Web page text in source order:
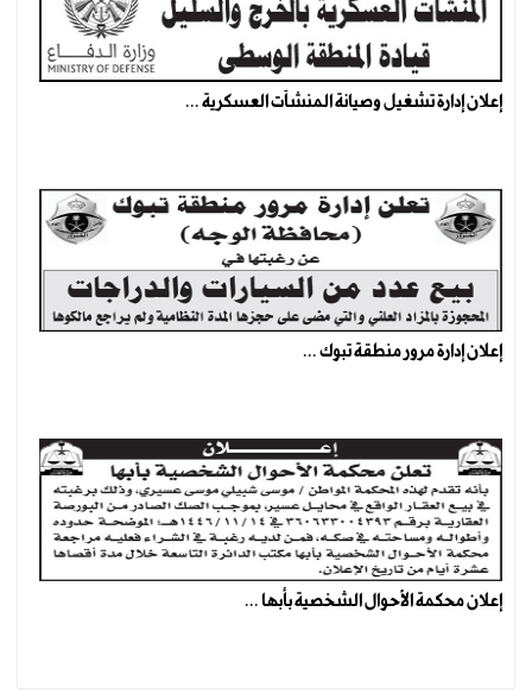
إعلان إدارة تشغيل وصيانة المنشآت العسكرية ...
إعلان إدارة مرور منطقة تبوك ...
إعلان محكمة الأحوال الشخصية بأبها ...